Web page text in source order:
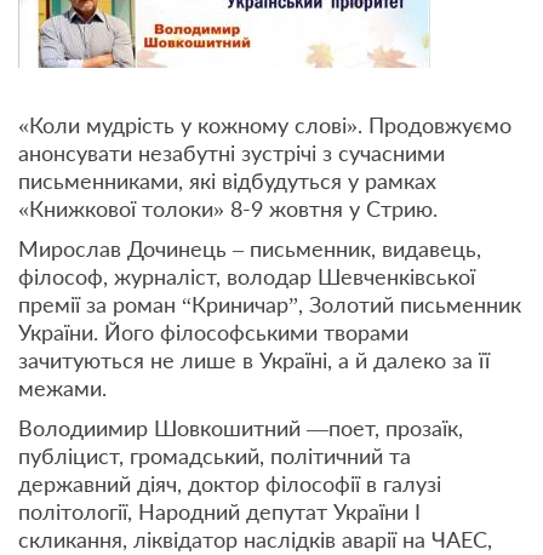
«Коли мудрість у кожному слові». Продовжуємо
анонсувати незабутні зустрічі з сучасними
письменниками, які відбудуться у рамках
«Книжкової толоки» 8-9 жовтня у Стрию.
Мирослав Дочинець – письменник, видавець,
філософ, журналіст, володар Шевченківської
премії за роман “Криничар”, Золотий письменник
України. Його філософськими творами
зачитуються не лише в Україні, а й далеко за її
межами.
Володиимир Шовкошитний —поет, прозаїк,
публіцист, громадський, політичний та
державний діяч, доктор філософії в галузі
політології, Народний депутат України І
скликання, ліквідатор наслідків аварії на ЧАЕС,